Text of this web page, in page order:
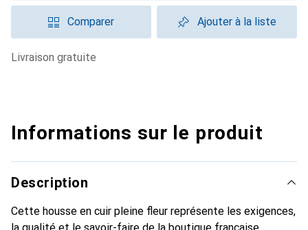
Comparer Ajouter à la liste
livraison gratuite
Informations sur le produit
Description
Cette housse en cuir pleine fleur représente les exigences,